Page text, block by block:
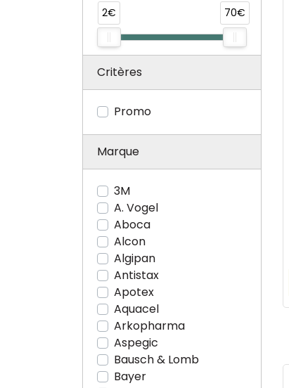
2€ 70€
Critères
Promo
Marque
3M
A. Vogel
Aboca
Alcon
Algipan
Antistax
Apotex
Aquacel
Arkopharma
Aspegic
Bausch & Lomb
Bayer